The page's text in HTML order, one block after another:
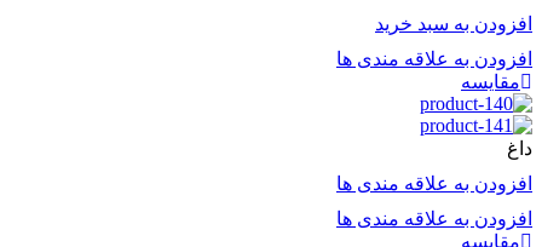
افزودن به سبد خرید
افزودن به علاقه مندی ها
مقایسه
داغ
افزودن به علاقه مندی ها
افزودن به علاقه مندی ها
مقایسه